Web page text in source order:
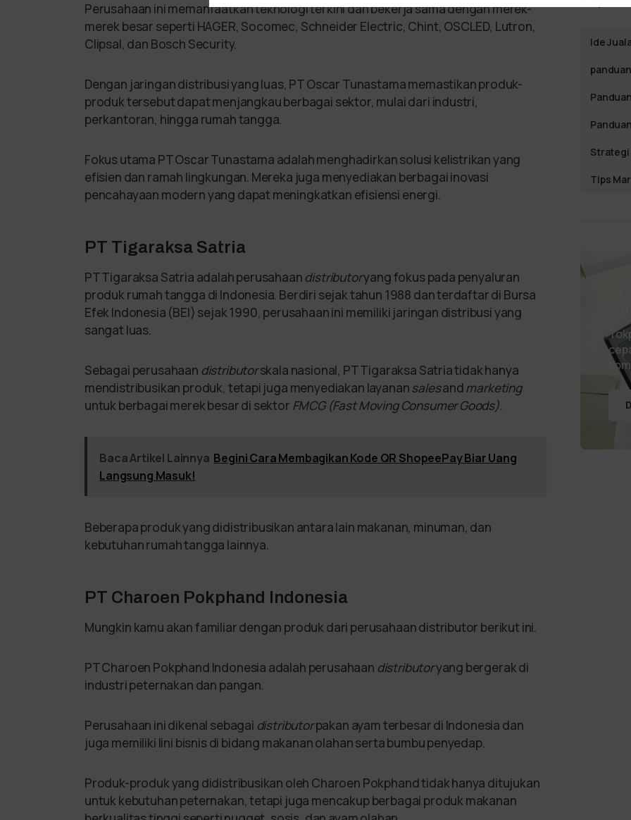
Perusahaan ini memanfaatkan teknologi terkini dan bekerja sama dengan merek-
merek besar seperti HAGER, Socomec, Schneider Electric, Chint, OSCLED, Lutron,
Clipsal, dan Bosch Security.
Dengan jaringan distribusi yang luas, PT Oscar Tunastama memastikan produk-
produk tersebut dapat menjangkau berbagai sektor, mulai dari industri,
perkantoran, hingga rumah tangga.
Fokus utama PT Oscar Tunastama adalah menghadirkan solusi kelistrikan yang
efisien dan ramah lingkungan. Mereka juga menyediakan berbagai inovasi
pencahayaan modern yang dapat meningkatkan efisiensi energi.
PT Tigaraksa Satria
PT Tigaraksa Satria adalah perusahaan distributoryang fokus pada penyaluran
produk rumah tangga di Indonesia. Berdiri sejak tahun 1988 dan terdaftar di Bursa
Efek Indonesia (BEI) sejak 1990, perusahaan ini memiliki jaringan distribusi yang
sangat luas.
Sebagai perusahaan distributorskala nasional, PT Tigaraksa Satria tidak hanya
mendistribusikan produk, tetapi juga menyediakan layanansalesandmarketing
untuk berbagai merek besar di sektor FMCG (Fast Moving Consumer Goods).
Baca Artikel Lainnya Begini Cara Membagikan Kode QR ShopeePay Biar Uang
Langsung Masuk!
Beberapa produk yang didistribusikan antara lain makanan, minuman, dan
kebutuhan rumah tangga lainnya.
PT Charoen Pokphand Indonesia
Mungkin kamu akan familiar dengan produk dari perusahaan distributor berikut ini.
PT Charoen Pokphand Indonesia adalah perusahaan distributoryang bergerak di
industri peternakan dan pangan.
Perusahaan ini dikenal sebagai distributorpakan ayam terbesar di Indonesia dan
juga memiliki lini bisnis di bidang makanan olahan serta bumbu penyedap.
Produk-produk yang didistribusikan oleh Charoen Pokphand tidak hanya ditujukan
untuk kebutuhan peternakan, tetapi juga mencakup berbagai produk makanan
Ide
Strategi
Tips